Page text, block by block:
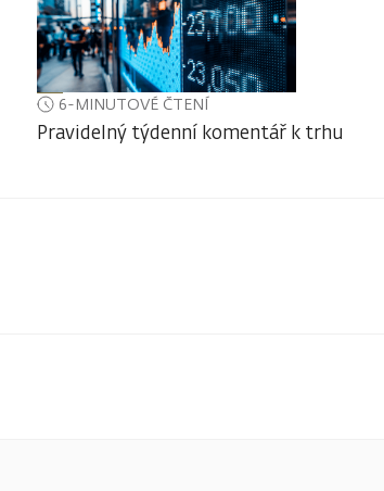
6-MINUTOVÉ ČTENÍ
Pravidelný týdenní komentář k trhu